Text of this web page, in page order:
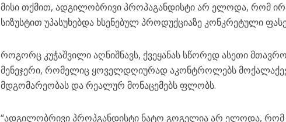
მისი თქმით, ადგილობრივი პროპაგანდისტი არ ელოდა, რომ
სიზუსტით უპასუხებდა ხსენებულ პროდუქციაზე კონკრეტული
როგორც კუჭაშვილი აღნიშნავს, ქვეყანას სწორედ ასეთი
მენეჯერი, რომელიც ყოველდღიურად აკონტროლებს
მდგომარეობას და რეალურ მონაცემებს ფლობს.
“ადგილობრივი პროპგანდისტი ნატო გოგელია არ ელოდა,